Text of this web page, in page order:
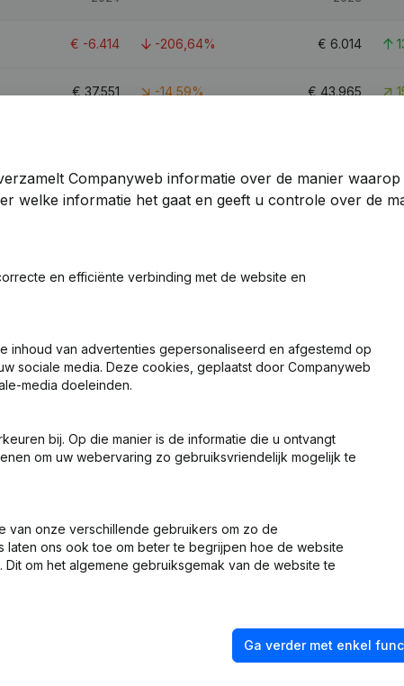
€ -6.414 -206,64% € 6.014
€ 37.551 -14,59% € 43.965
Wijzigingen, …) - Wijziging Juridische Vorm -
Opening Bijkantoor, enz...)
Companyweb informatie over de manier waarop
welke informatie het gaat en geeft u controle over de
en efficiënte verbinding met de website en
inhoud van advertenties gepersonaliseerd en afgestemd op
sociale media. Deze cookies, geplaatst door Companyweb
media doeleinden.
bij. Op die manier is de informatie die u ontvangt
om uw webervaring zo gebruiksvriendelijk mogelijk te
van onze verschillende gebruikers om zo de
ons ook toe om beter te begrijpen hoe de website
om het algemene gebruiksgemak van de website te
Ga verder met enkel